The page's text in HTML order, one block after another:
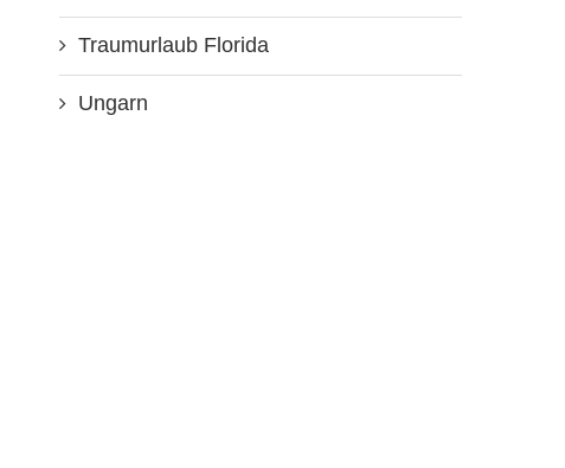
Traumurlaub Florida
Ungarn